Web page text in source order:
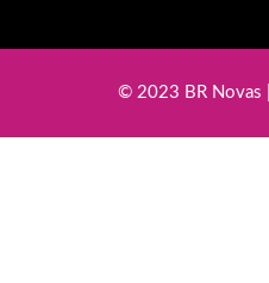
© 2023 BR Novas |